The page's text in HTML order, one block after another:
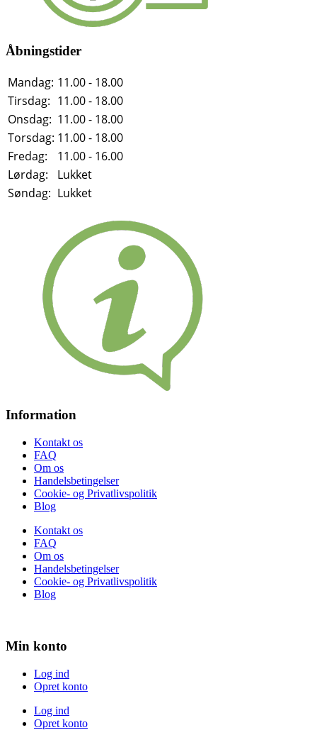
Åbningstider
Mandag: 11.00 - 18.00
Tirsdag: 11.00 - 18.00
Onsdag: 11.00 - 18.00
Torsdag: 11.00 - 18.00
Fredag:
11.00 - 16.00
Lørdag:
Lukket
Søndag: Lukket
Information
Kontakt os
FAQ
Om os
Handelsbetingelser
Cookie- og Privatlivspolitik
Blog
Kontakt os
FAQ
Om os
Handelsbetingelser
Cookie- og Privatlivspolitik
Blog
Min konto
Log ind
Opret konto
Log ind
Opret konto